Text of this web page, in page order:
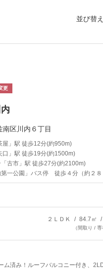
並び替え
更
南区川内６丁目
屋」駅 徒歩12分(約950m)
口」駅 徒歩19分(約1500m)
古市」駅 徒歩27分(約2100m)
一公園」バス停 徒歩４分（約２８
２ＬＤＫ 84.7㎡
（間取り /
ム済み！ルーフバルコニー付き、